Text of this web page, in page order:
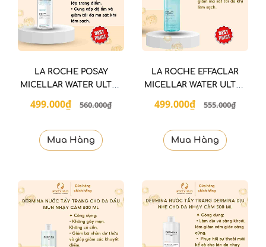
LA ROCHE POSAY
MICELLAR WATER ULTRA
499.000₫ 560.000₫
Mua Hàng
LA ROCHE EFFACLAR
MICELLAR WATER ULTRA
499.000₫ 555.000₫
Mua Hàng